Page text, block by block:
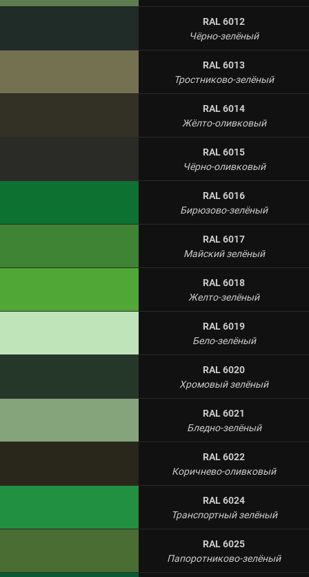
RAL 6012
Чёрно-зелёный
RAL 6013
Тростниково-зелёный
RAL 6014
Жёлто-оливковый
RAL 6015
Чёрно-оливковый
RAL 6016
Бирюзово-зелёный
RAL 6017
Майский зелёный
RAL 6018
Желто-зелёный
RAL 6019
Бело-зелёный
RAL 6020
Хромовый зелёный
RAL 6021
Бледно-зелёный
RAL 6022
Коричнево-оливковый
RAL 6024
Транспортный зелёный
RAL 6025
Папоротниково-зелёный